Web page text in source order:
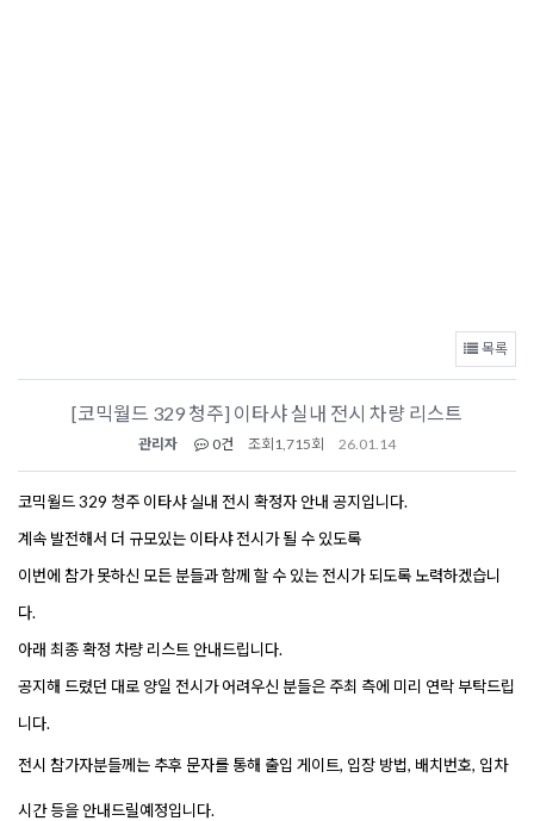
목록
[코믹월드 329 청주] 이타샤 실내 전시 차량 리스트
관리자 0건 조회 1,715회 26.01.14
코믹월드 329 청주 이타샤 실내 전시 확정자 안내 공지입니다.
계속 발전해서 더 규모있는 이타샤 전시가 될 수 있도록
이번에 참가 못하신 모든 분들과 함께 할 수 있는 전시가 되도록 노력하겠습니
다.
아래 최종 확정 차량 리스트 안내드립니다.
공지해 드렸던 대로 양일 전시가 어려우신 분들은 주최 측에 미리 연락 부탁드립
니다.
전시 참가자분들께는 추후 문자를 통해 출입 게이트, 입장 방법, 배치번호, 입차
시간 등을 안내드릴예정입니다.